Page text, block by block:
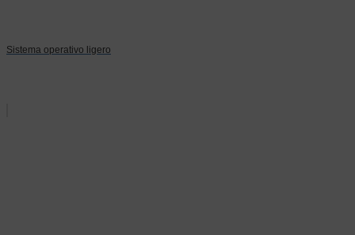
Sistema operativo ligero